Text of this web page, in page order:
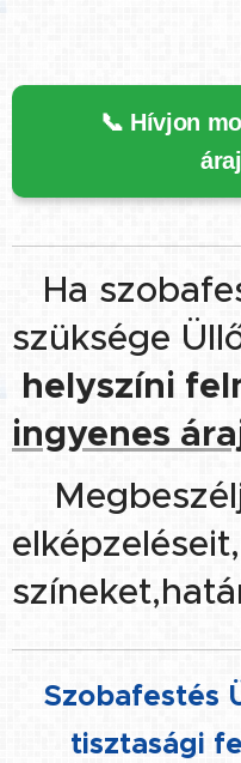
📞 Hívjon
Ha
szüksége
helyszíni
ingyenes
elképzeléseit,
Szobafestés
tisztasági